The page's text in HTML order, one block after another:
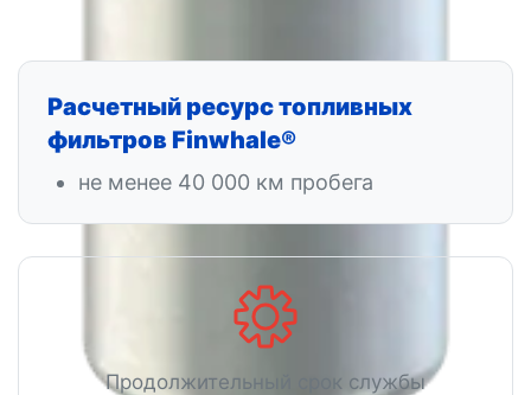
Расчетный ресурс топливных
фильтров Finwhale®
не менее 40 000 км пробега
Продолжительный срок службы